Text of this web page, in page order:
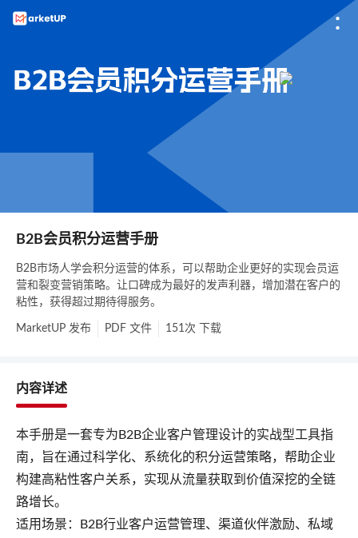
B2B会员积分运营手册
B2B市场人学会积分运营的体系，可以帮助企业更好的实现会员运
营和裂变营销策略。让口碑成为最好的发声利器，增加潜在客户的
粘性，获得超过期待得服务。
MarketUP 发布 PDF 文件 151次 下载
内容详述
本手册是一套专为B2B企业客户管理设计的实战型工具指
南，旨在通过科学化、系统化的积分运营策略，帮助企业
构建高粘性客户关系，实现从流量获取到价值深挖的全链
路增长。
适用场景：B2B行业客户运营管理、渠道伙伴激励、私域